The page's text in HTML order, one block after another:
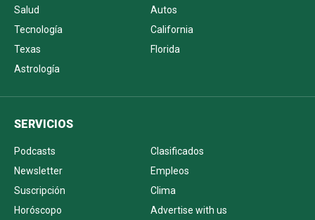
Salud
Autos
Tecnología
California
Texas
Florida
Astrología
SERVICIOS
Podcasts
Clasificados
Newsletter
Empleos
Suscripción
Clima
Horóscopo
Advertise with us